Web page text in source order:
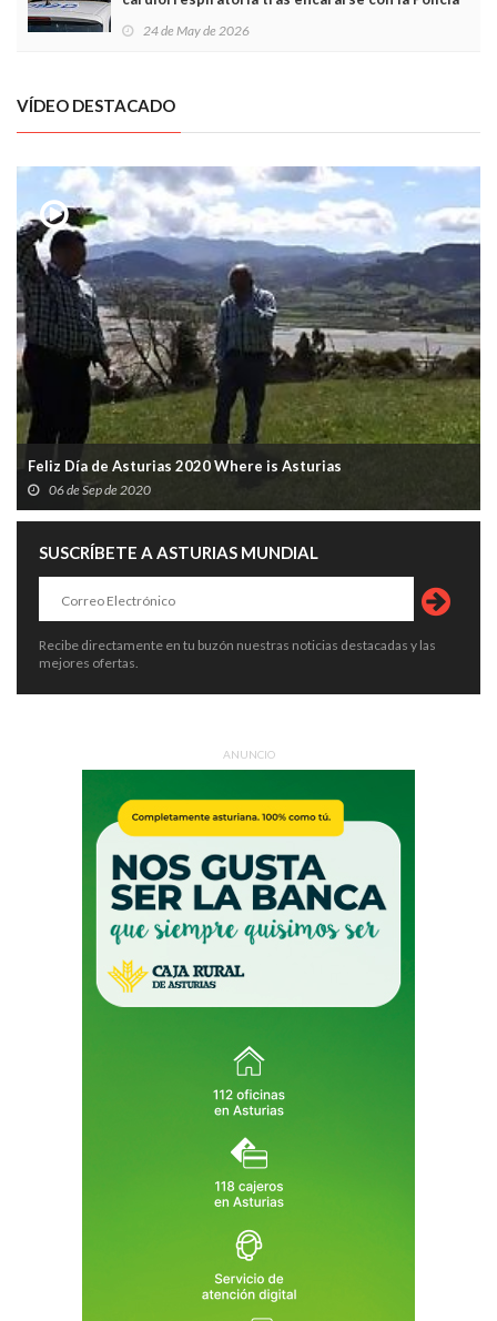
Local en Luanco
24 de May de 2026
VÍDEO DESTACADO
Feliz Día de Asturias 2020 Where is Asturias
06 de Sep de 2020
SUSCRÍBETE A ASTURIAS MUNDIAL
Recibe directamente en tu buzón nuestras noticias destacadas y las
mejores ofertas.
ANUNCIO